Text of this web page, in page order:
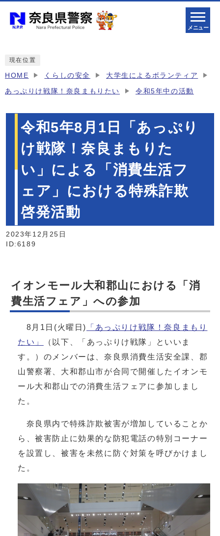
メニュー
現在位置
HOME くらしの安全 大学生によるボランティア
あっぷりけ戦隊！奈良まもりたい 令和5年中の活動
令和5年8月1日「あっぷり
け戦隊！奈良まもりた
い」による「消費生活フ
ェア」における特殊詐欺
啓発活動
2023年12月25日
ID:6189
イオンモール大和郡山における「消
費生活フェア」への参加
8月1日(火曜日)
「あっぷりけ戦隊！奈良まもり
たい」
（以下、「あっぷりけ戦隊」といいま
す。）のメンバーは、奈良県消費生活安全課、郡
山警察署、大和郡山市が合同で開催したイオンモ
ール大和郡山での消費生活フェアに参加しまし
た。
奈良県内で特殊詐欺被害が増加していることか
ら、被害防止に効果的な防犯電話の特別コーナー
を設置し、被害を未然に防ぐ対策を呼びかけまし
た。